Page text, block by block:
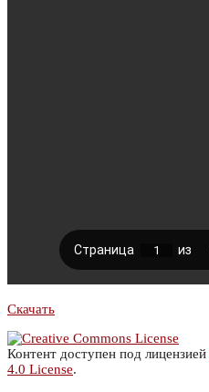
Скачать
Контент доступен под лицензией
4.0 License.